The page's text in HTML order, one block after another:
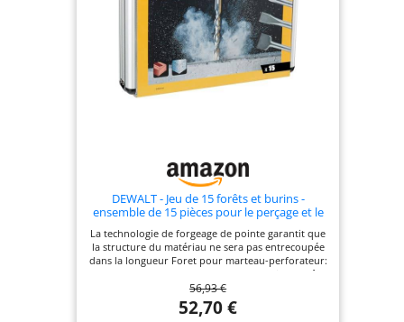
DEWALT - Jeu de 15 forêts et burins -
ensemble de 15 pièces pour le perçage et le
La technologie de forgeage de pointe garantit que
la structure du matériau ne sera pas entrecoupée
dans la longueur Foret pour marteau-perforateur:
double tranchant avec double sens Design de tête
de forage optimisé avec noyau solide Applications:
perçage facile dans la maçonnerie, la pierre
artificielle et naturelle Avec coffret en aluminium
56,93 €
52,70 €